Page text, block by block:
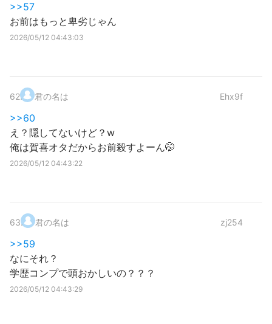
>>57
お前はもっと卑劣じゃん
2026/05/12 04:43:03
62. 君の名は Ehx9f
>>60
え？隠してないけど？w
俺は賀喜オタだからお前殺すよーん🤭
2026/05/12 04:43:22
63. 君の名は zj254
>>59
なにそれ？
学歴コンプで頭おかしいの？？？
2026/05/12 04:43:29